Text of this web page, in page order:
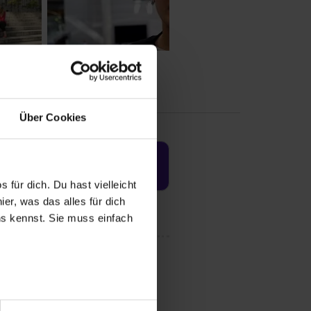
Über Cookies
für dich. Du hast vielleicht
was das alles für dich
kennst. Sie muss einfach
bei Benutzung der